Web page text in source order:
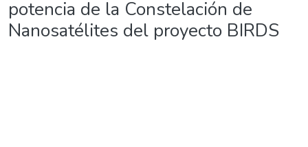
potencia de la Constelación de
Nanosatélites del proyecto BIRDS